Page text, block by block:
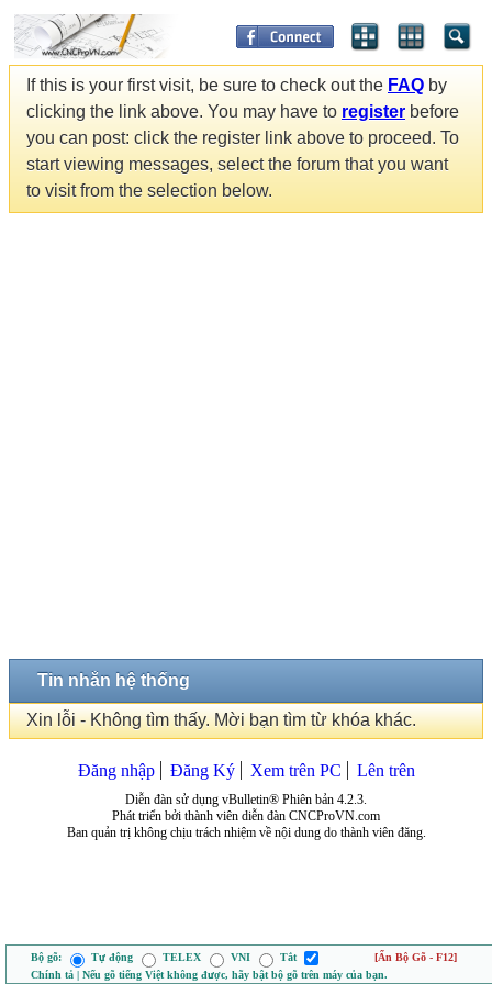
If this is your first visit, be sure to check out the FAQ by
clicking the link above. You may have to register before
you can post: click the register link above to proceed. To
start viewing messages, select the forum that you want
to visit from the selection below.
Tin nhắn hệ thống
Xin lỗi - Không tìm thấy. Mời bạn tìm từ khóa khác.
Đăng nhập Đăng Ký Xem trên PC Lên trên
Diễn đàn sử dụng vBulletin® Phiên bản 4.2.3.
Phát triển bởi thành viên diễn đàn CNCProVN.com
Ban quản trị không chịu trách nhiệm về nội dung do thành viên đăng.
Bộ gõ: Tự động TELEX VNI Tắt
[Ẩn Bộ Gõ - F12]
Chính tả | Nếu gõ tiếng Việt không được, hãy bật bộ gõ trên máy của bạn.